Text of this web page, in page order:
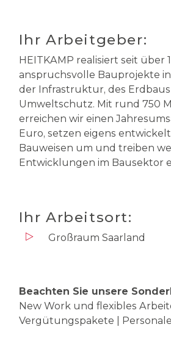
Ihr Arbeitgeber:
HEITKAMP realisiert seit über
anspruchsvolle Bauprojekte
der Infrastruktur, des
Umweltschutz. Mit rund 750
erreichen wir einen
Euro, setzen eigens
Bauweisen um und treiben
Entwicklungen im Bausektor
Ihr Arbeitsort:
Großraum Saarland
Beachten Sie unsere
New Work und flexibles
Vergütungspakete |